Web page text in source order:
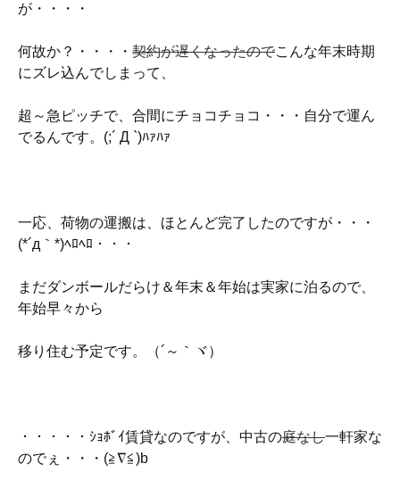
が・・・・
何故か？・・・・ 契約が遅くなったのでこんな年末時期
にズレ込んでしまって、
超～急ピッチで、合間にチョコチョコ・・・自分で運ん
でるんです。(;´ Д `)ﾊｧﾊｧ
一応、荷物の運搬は、ほとんど完了したのですが・・・
(*´д｀*)ﾍﾛﾍﾛ・・・
まだダンボールだらけ＆年末＆年始は実家に泊るので、
年始早々から
移り住む予定です。（´～｀ヾ）
・・・・・ｼｮﾎﾞｲ賃貸なのですが、中古の庭なし一軒家な
のでぇ・・・(≧∇≦)b